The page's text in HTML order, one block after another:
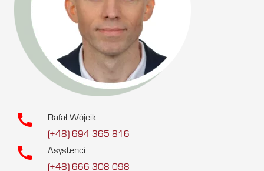
call
Rafał Wójcik
(+48) 694 365 816
call
Asystenci
(+48) 666 308 098